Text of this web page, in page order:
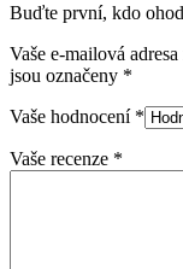
Buďte první, kdo
Vaše e-mailová
jsou označeny *
Vaše hodnocení *
Vaše recenze *